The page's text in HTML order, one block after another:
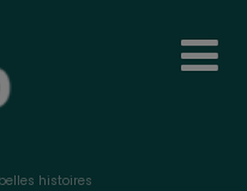
histoires